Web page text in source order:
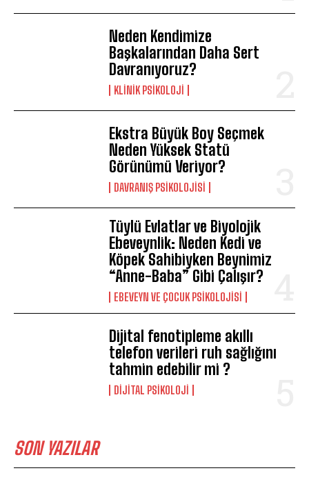
Gizlilik politikasınıokudum, onaylıyorum.
Neden Kendimize
Başkalarından Daha Sert
Davranıyoruz?
KLINIK PSIKOLOJI
Ekstra Büyük Boy Seçmek
Neden Yüksek Statü
Görünümü Veriyor?
DAVRANIŞ PSIKOLOJISI
Tüylü Evlatlar ve Biyolojik
Ebeveynlik: Neden Kedi ve
Köpek Sahibiyken Beynimiz
“Anne-Baba” Gibi Çalışır?
EBEVEYN VE ÇOCUK PSIKOLOJISI
Dijital fenotipleme akıllı
telefon verileri ruh sağlığını
tahmin edebilir mi ?
DIJITAL PSIKOLOJI
SON YAZILAR